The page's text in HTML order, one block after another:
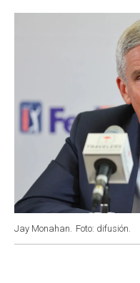
Jay Monahan. Foto: difusión.